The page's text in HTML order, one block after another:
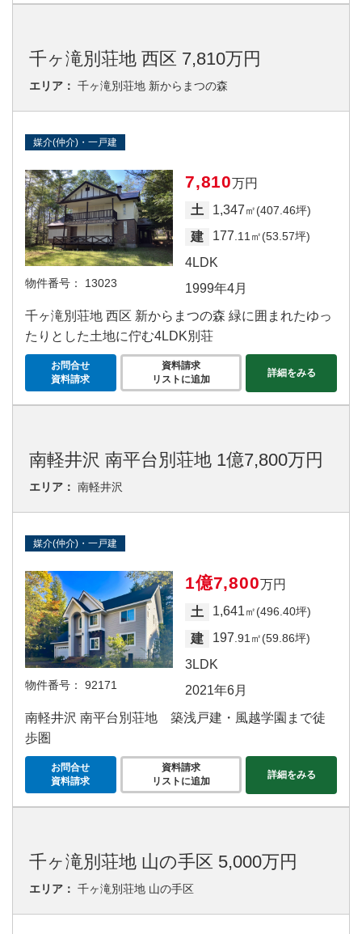
千ヶ滝別荘地 西区 7,810万円
エリア： 千ヶ滝別荘地 新からまつの森
媒介(仲介)・一戸建
物件番号： 13023
7,810万円
土
1,347㎡(407.46坪)
建 177.11㎡(53.57坪)
4LDK
1999年4月
千ヶ滝別荘地 西区 新からまつの森 緑に囲まれたゆっ
たりとした土地に佇む4LDK別荘
お問合せ
資料請求
資料請求
リストに追加
詳細をみる
南軽井沢 南平台別荘地 1億7,800万円
エリア： 南軽井沢
媒介(仲介)・一戸建
物件番号： 92171
1億7,800万円
土
1,641㎡(496.40坪)
建 197 .91㎡(59.86坪)
3LDK
2021年6月
南軽井沢 南平台別荘地 築浅戸建・風越学園まで徒
歩圏
お問合せ
資料請求
資料請求
リストに追加
詳細をみる
千ヶ滝別荘地 山の手区 5,000万円
エリア： 千ヶ滝別荘地 山の手区